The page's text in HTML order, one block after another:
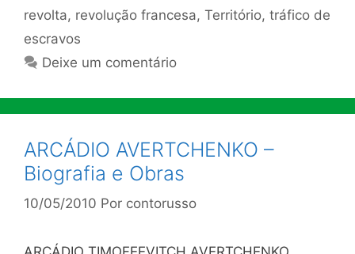
revolta, revolução francesa, Território, tráfico de
escravos
Deixe um comentário
ARCÁDIO AVERTCHENKO –
Biografia e Obras
10/05/2010 Por contorusso